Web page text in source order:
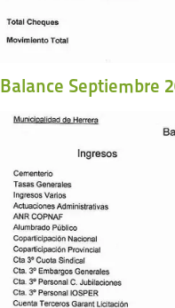
Balance Septiembre